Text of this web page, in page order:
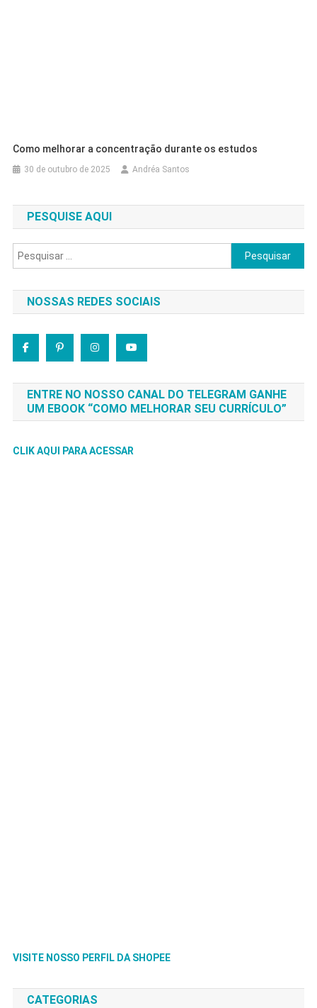
Como melhorar a concentração durante os estudos
30 de outubro de 2025 Andréa Santos
PESQUISE AQUI
Pesquisar
por:
NOSSAS REDES SOCIAIS
ENTRE NO NOSSO CANAL DO TELEGRAM GANHE
UM EBOOK “COMO MELHORAR SEU CURRÍCULO”
CLIK AQUI PARA ACESSAR
VISITE NOSSO PERFIL DA SHOPEE
CATEGORIAS